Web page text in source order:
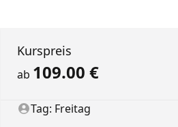
Summary
Kurspreis
ab 109.00 €
ClientTag: Freitag